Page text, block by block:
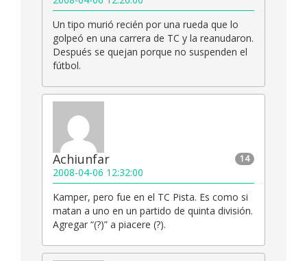
Un tipo murió recién por una rueda que lo
golpeó en una carrera de TC y la reanudaron.
Después se quejan porque no suspenden el
fútbol.
14
Achiunfar
2008-04-06 12:32:00
Kamper, pero fue en el TC Pista. Es como si
matan a uno en un partido de quinta división.
Agregar “(?)” a piacere (?).